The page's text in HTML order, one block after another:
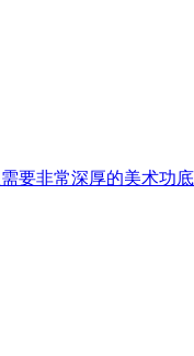
要非常深厚的美术功